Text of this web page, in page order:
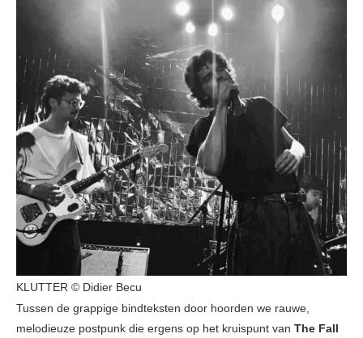
KLUTTER © Didier Becu
Tussen de grappige bindteksten door hoorden we rauwe,
melodieuze postpunk die ergens op het kruispunt van The Fall